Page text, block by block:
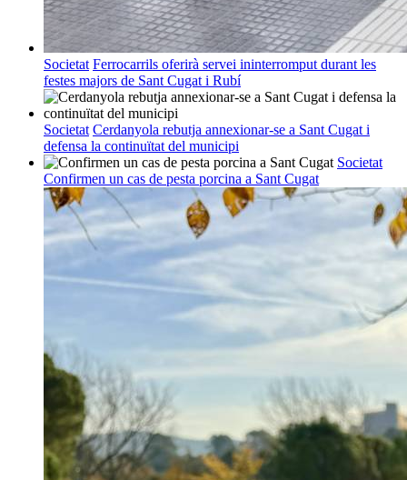
Societat Ferrocarrils oferirà servei ininterromput durant les
festes majors de Sant Cugat i Rubí
Societat Cerdanyola rebutja annexionar-se a Sant Cugat i
defensa la continuïtat del municipi
Societat
Confirmen un cas de pesta porcina a Sant Cugat